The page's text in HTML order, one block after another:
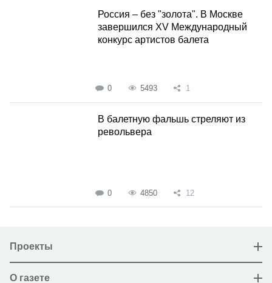
Россия – без "золота". В Москве
завершился XV Международный
конкурс артистов балета
0 5493 1
В балетную фальшь стреляют из
револьвера
0 4850 12
Проекты
О газете